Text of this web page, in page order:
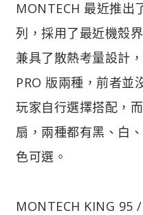
MONTECH 最近推出
列，採用了最近機殼
兼具了散熱考量設計
PRO 版兩種，前者並
玩家自行選擇搭配，
扇，兩種都有黑、白
色可選。
MONTECH KING 95